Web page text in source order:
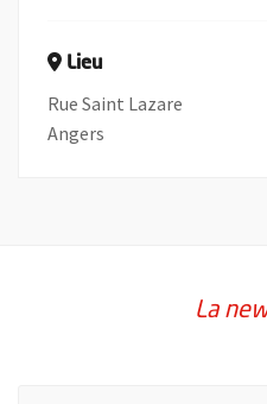
Lieu
Rue Saint Lazare
Angers
La